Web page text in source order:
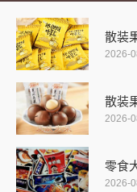
散装
2026-
散装
2026-
零食
2026-